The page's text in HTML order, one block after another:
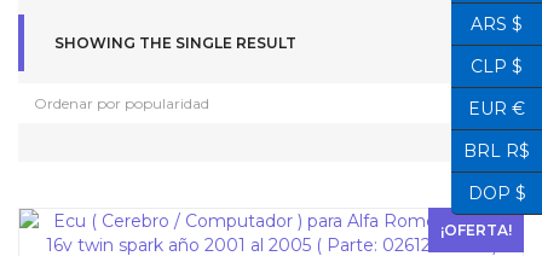
SHOWING THE SINGLE RESULT
¡OFERTA!
ARS $
CLP $
EUR €
BRL R$
DOP $